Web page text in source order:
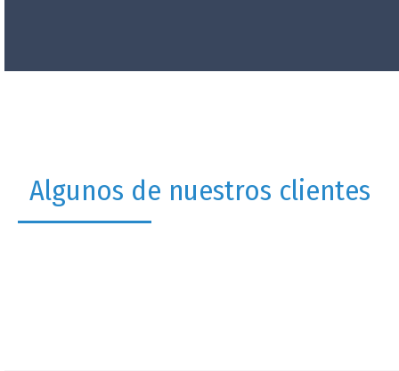
Algunos de nuestros clientes